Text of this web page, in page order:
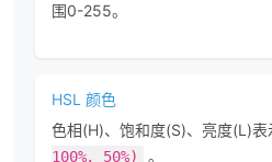
围0-255。
HSL 颜色
色相(H)、饱和度(S)、亮度(L)表
100%, 50%)
。